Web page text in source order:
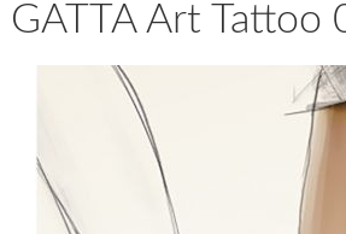
GATTA Art Tattoo